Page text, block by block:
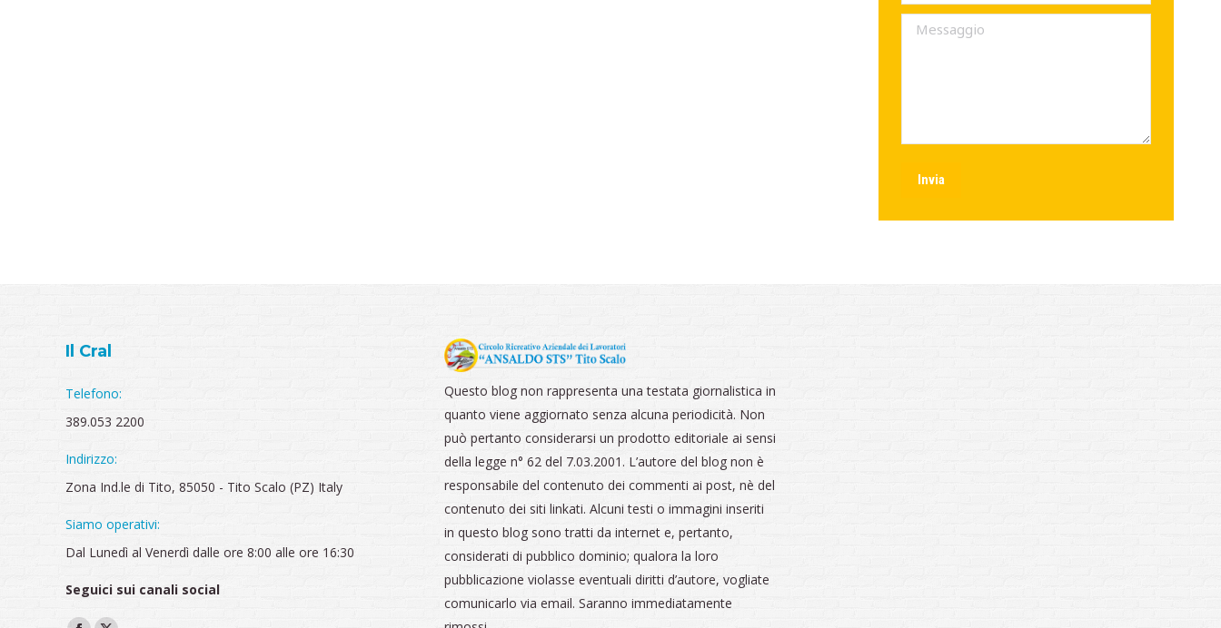
Messaggio
Invia
Il Cral
Telefono:
389.053 2200
Indirizzo:
Zona Ind.le di Tito, 85050 - Tito Scalo (PZ) Italy
Siamo operativi:
Dal Lunedì al Venerdì dalle ore 8:00 alle ore 16:30
Seguici sui canali social
Questo blog non rappresenta una testata giornalistica in
quanto viene aggiornato senza alcuna periodicità. Non
può pertanto considerarsi un prodotto editoriale ai sensi
della legge n° 62 del 7.03.2001. L’autore del blog non è
responsabile del contenuto dei commenti ai post, nè del
contenuto dei siti linkati. Alcuni testi o immagini inseriti
in questo blog sono tratti da internet e, pertanto,
considerati di pubblico dominio; qualora la loro
pubblicazione violasse eventuali diritti d’autore, vogliate
comunicarlo via email. Saranno immediatamente